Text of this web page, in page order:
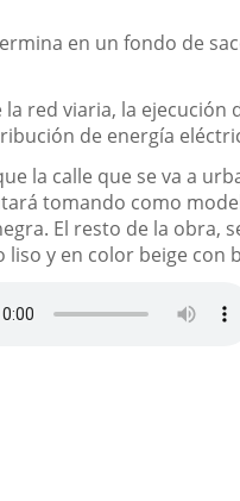
en un fondo de
red viaria, la ejecución
de energía
la calle que se va a
tomando como
El resto de la obra,
y en color beige con